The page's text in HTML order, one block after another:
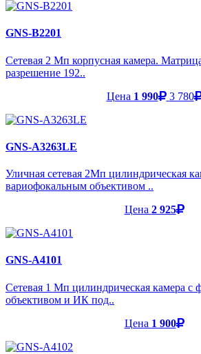
GNS-B2201
Сетевая 2 Мп корпусная камера.
разрешение 192..
Цена 1 990 3 780
GNS-A3263LE
Уличная сетевая 2Мп цилиндрическая
вариофокальным объективом ..
Цена 2 925
GNS-A4101
Cетевая 1 Мп цилиндрическая камера с
объективом и ИК под..
Цена 1 900